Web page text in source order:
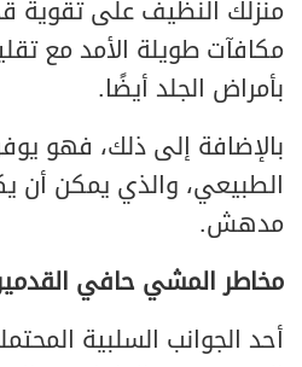
منزلك النظيف على تقوية
مكافآت طويلة الأمد مع
بأمراض الجلد أيضًا.
بالإضافة إلى ذلك، فهو
الطبيعي، والذي يمكن أن
مدهش.
مخاطر المشي حافي
أحد الجوانب السلبية